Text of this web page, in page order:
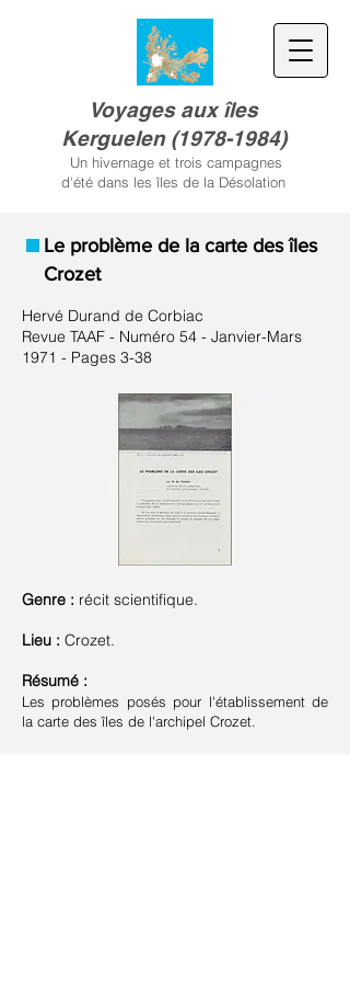
Voyages aux îles
Kerguelen (1978-1984)
Un hivernage et trois campagnes
d'été dans les îles de la Désolation
Le problème de la carte des îles
Crozet
Hervé Durand de Corbiac
Revue TAAF - Numéro 54 - Janvier-Mars
1971 - Pages 3-38
Genre : récit scientifique.
Lieu : Crozet.
Résumé :
Les problèmes posés pour l'établissement de
la carte des îles de l'archipel Crozet.